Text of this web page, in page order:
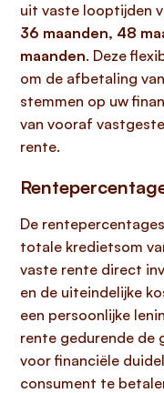
uit vaste looptijden
36 maanden, 48
maanden. Deze
om de afbetaling
stemmen op uw
van vooraf
rente.
De
totale kredietsom
vaste rente direct
en de uiteindelijke
een persoonlijke
rente gedurende de
voor financiële
consument te